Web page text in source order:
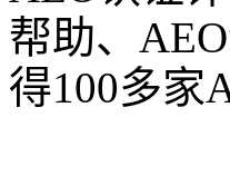
帮助、
得100多家